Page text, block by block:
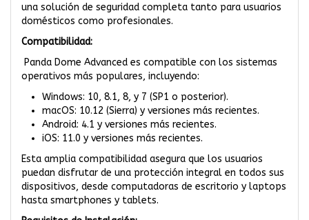
una solución de seguridad completa tanto para usuarios
domésticos como profesionales.
Compatibilidad:
Panda Dome Advanced es compatible con los sistemas
operativos más populares, incluyendo:
Windows: 10, 8.1, 8, y 7 (SP1 o posterior).
macOS: 10.12 (Sierra) y versiones más recientes.
Android: 4.1 y versiones más recientes.
iOS: 11.0 y versiones más recientes.
Esta amplia compatibilidad asegura que los usuarios
puedan disfrutar de una protección integral en todos sus
dispositivos, desde computadoras de escritorio y laptops
hasta smartphones y tablets.